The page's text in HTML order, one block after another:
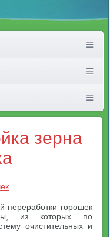
зерна
переработки горошек
из которых по
очистительных и